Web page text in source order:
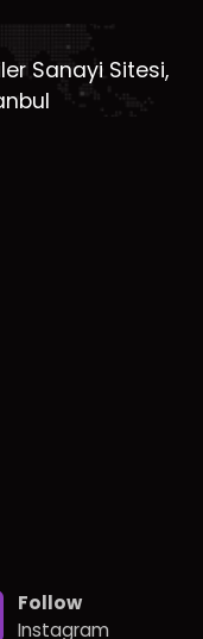
Sanayi Sitesi,
Follow
Instagram